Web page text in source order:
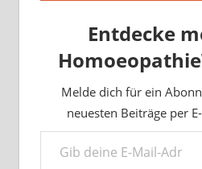
Entdecke
Melde dich für ein
neuesten Beiträge per
Gib deine E-Mail-Adresse ein ...